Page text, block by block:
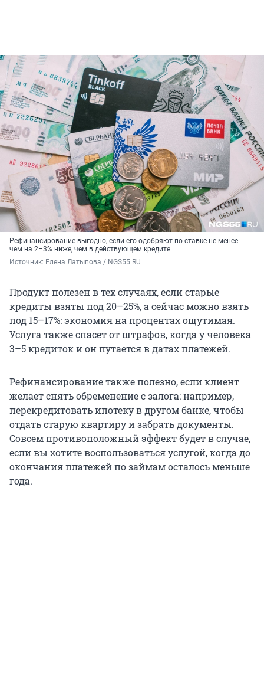
Рефинансирование выгодно, если его одобряют по ставке не менее
чем на 2–3% ниже, чем в действующем кредите
Источник: Елена Латыпова / NGS55.RU
Продукт полезен в тех случаях, если старые
кредиты взяты под 20–25%, а сейчас можно взять
под 15–17%: экономия на процентах ощутимая.
Услуга также спасет от штрафов, когда у человека
3–5 кредиток и он путается в датах платежей.
Рефинансирование также полезно, если клиент
желает снять обременение с залога: например,
перекредитовать ипотеку в другом банке, чтобы
отдать старую квартиру и забрать документы.
Совсем противоположный эффект будет в случае,
если вы хотите воспользоваться услугой, когда до
окончания платежей по займам осталось меньше
года.